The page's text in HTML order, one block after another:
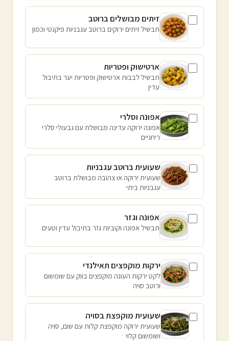
זיתים מבושלים ברוטב
תבשיל זיתים ירוקים ברוטב עגבניות פיקנטי וכמון
ארטישוק ופטריות
תבשיל לבבות ארטישוק ופטריות יער בתיבול
עדין
אפונה וסלרי
אפונה ירוקה עדינה מבושלת עם גבעולי סלרי
ריחניים
שעועית ברוטב עגבניות
שעועית ירוקה או צהובה מבושלת ברוטב
עגבניות ביתי
אפונה וגזר
תבשיל אפונה וקוביות גזר בתיבול עדין וטעים
ירקות מוקפצים תאילנדי
לקט ירקות העונה מוקפצים בווק עם שומשום
ורוטב סויה
שעועית מוקפצת בסויה
שעועית ירוקה מוקפצת קלות עם שום, סויה
ושומשום קלוי